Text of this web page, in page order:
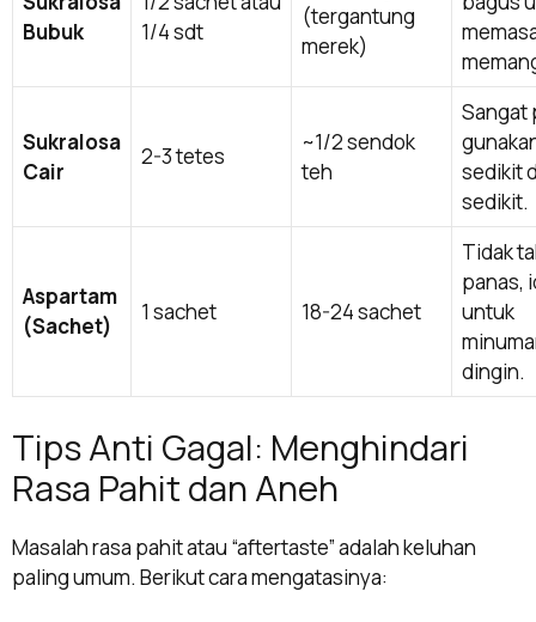
Bubuk
1/4 sdt
(tergantung
merek)
Sukralosa
Cair
2-3 tetes
~1/2 sendok
teh
Sangat
sedikit
sedikit.
Aspartam
(Sachet)
1 sachet 18-24 sachet
Tidak
panas,
untuk
dingin.
Tips Anti Gagal: Menghindari
Rasa Pahit dan Aneh
Masalah rasa pahit atau “aftertaste” adalah keluhan
paling umum. Berikut cara mengatasinya: